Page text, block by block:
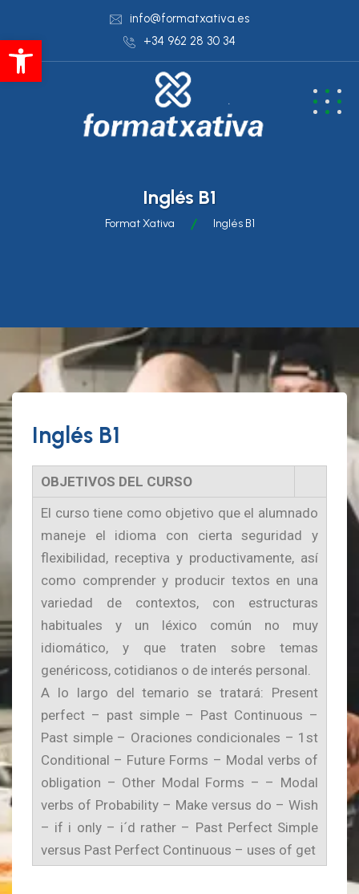
Abrir barra de herramientas
info@formatxativa.es
+34 962 28 30 34
Inglés B1
Format Xativa Inglés B1
Inglés B1
OBJETIVOS DEL CURSO
El curso tiene como objetivo que el alumnado
maneje el idioma con cierta seguridad y
flexibilidad, receptiva y productivamente, así
como comprender y producir textos en una
variedad de contextos, con estructuras
habituales y un léxico común no muy
idiomático, y que traten sobre temas
genéricoss, cotidianos o de interés personal.
A lo largo del temario se tratará: Present
perfect – past simple – Past Continuous –
Past simple – Oraciones condicionales – 1st
Conditional – Future Forms – Modal verbs of
obligation – Other Modal Forms – – Modal
verbs of Probability – Make versus do – Wish
– if i only – i´d rather – Past Perfect Simple
versus Past Perfect Continuous – uses of get